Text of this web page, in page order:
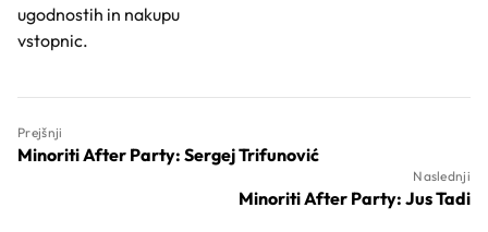
ugodnostih in nakupu
vstopnic.
Prejšnji
Minoriti After Party: Sergej Trifunović
Naslednji
Minoriti After Party: Jus Tadi